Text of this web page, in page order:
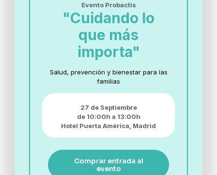
Si eres profesional sanitario marca esta casilla
Quiero recibir más información sobre
actividades de Biotical Health, S.L.U.
Evento Probactis
"Cuidando lo
que más
importa"
Salud, prevención y bienestar para las
familias
27 de Septiembre
de 10:00h a 13:00h
Hotel Puerta América, Madrid
Comprar entrada al
evento